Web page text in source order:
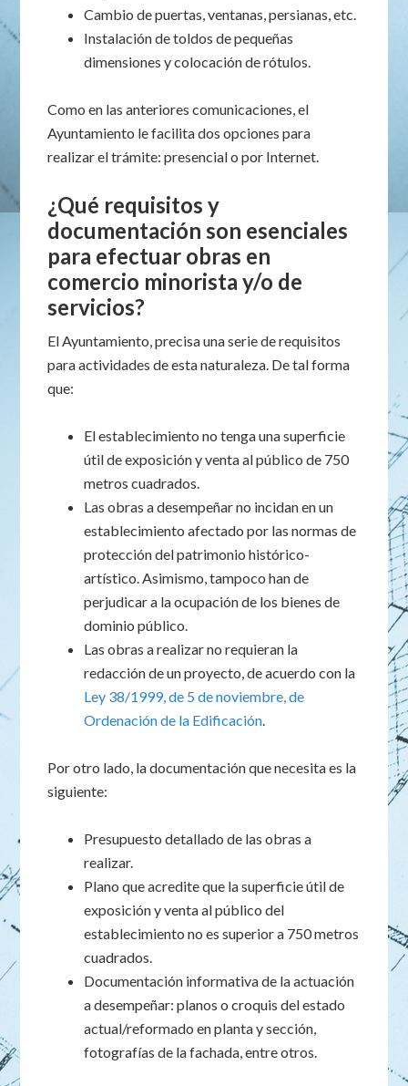
Cambio de puertas, ventanas, persianas, etc.
Instalación de toldos de pequeñas
dimensiones y colocación de rótulos.
Como en las anteriores comunicaciones, el
Ayuntamiento le facilita dos opciones para
realizar el trámite: presencial o por Internet.
¿Qué requisitos y
documentación son esenciales
para efectuar obras en
comercio minorista y/o de
servicios?
El Ayuntamiento, precisa una serie de requisitos
para actividades de esta naturaleza. De tal forma
que:
El establecimiento no tenga una superficie
útil de exposición y venta al público de 750
metros cuadrados.
Las obras a desempeñar no incidan en un
establecimiento afectado por las normas de
protección del patrimonio histórico-
artístico. Asimismo, tampoco han de
perjudicar a la ocupación de los bienes de
dominio público.
Las obras a realizar no requieran la
redacción de un proyecto, de acuerdo con la
Ley 38/1999, de 5 de noviembre, de
Ordenación de la Edificación.
Por otro lado, la documentación que necesita es la
siguiente:
Presupuesto detallado de las obras a
realizar.
Plano que acredite que la superficie útil de
exposición y venta al público del
establecimiento no es superior a 750 metros
cuadrados.
Documentación informativa de la actuación
a desempeñar: planos o croquis del estado
actual/reformado en planta y sección,
fotografías de la fachada, entre otros.